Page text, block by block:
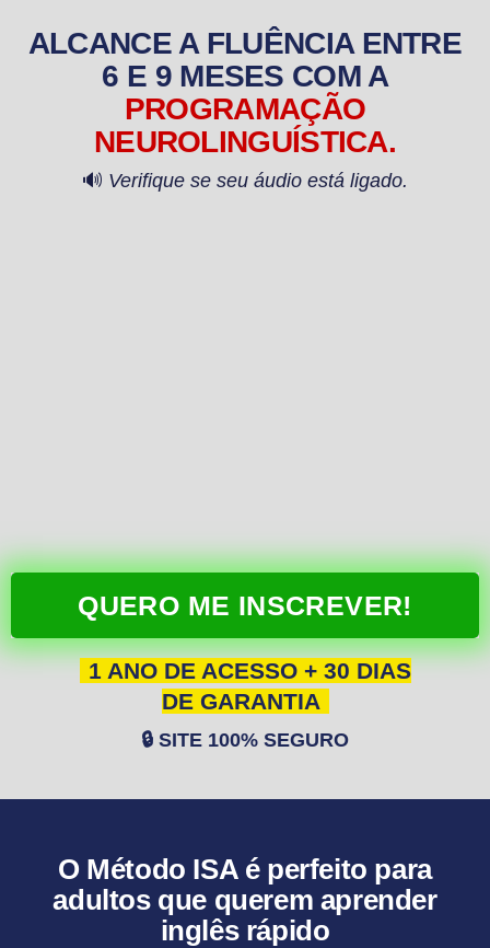
ALCANCE A FLUÊNCIA ENTRE
6 E 9 MESES COM A
PROGRAMAÇÃO
NEUROLINGUÍSTICA.
🔊 Verifique se seu áudio está ligado.
QUERO ME INSCREVER!
1 ANO DE ACESSO + 30 DIAS
DE GARANTIA
🔒 SITE 100% SEGURO
O Método ISA é perfeito para
adultos que querem aprender
inglês rápido